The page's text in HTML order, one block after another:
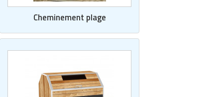
Cheminement plage